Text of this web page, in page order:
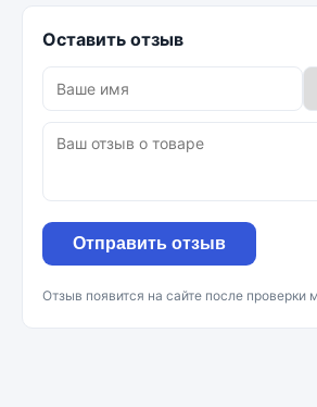
Оставить отзыв
Отправить отзыв
Отзыв появится на сайте после проверки